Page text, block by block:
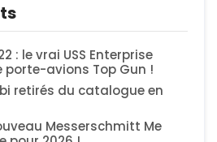
: le vrai USS Enterprise
porte-avions Top Gun !
retirés du catalogue en
Messerschmitt Me